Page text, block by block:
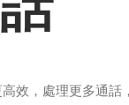
效，處理更多通話